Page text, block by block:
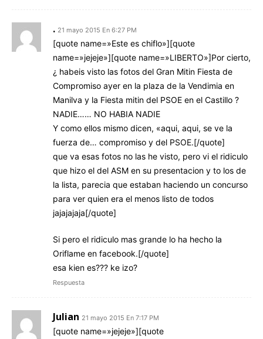
. 21 mayo 2015 En 6:27 PM
[quote name=»Este es chiflo»][quote
name=»jejeje»][quote name=»LIBERTO»]Por cierto,
¿ habeis visto las fotos del Gran Mitin Fiesta de
Compromiso ayer en la plaza de la Vendimia en
Manilva y la Fiesta mitin del PSOE en el Castillo ?
NADIE…… NO HABIA NADIE
Y como ellos mismo dicen, «aqui, aqui, se ve la
fuerza de… compromiso y del PSOE.[/quote]
que va esas fotos no las he visto, pero vi el ridiculo
que hizo el del ASM en su presentacion y to los de
la lista, parecia que estaban haciendo un concurso
para ver quien era el menos listo de todos
jajajajaja[/quote]
Si pero el ridiculo mas grande lo ha hecho la
Oriflame en facebook.[/quote]
esa kien es??? ke izo?
Respuesta
Julian 21 mayo 2015 En 7:17 PM
[quote name=»jejeje»][quote